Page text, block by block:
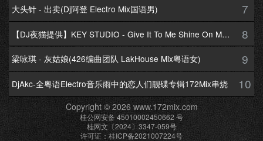
大头针 - 出卖(Dj阿登 Electro Mix国语男) 7
【DJ夜猫提供】KEY STUDIO - Give It To Me Shine On Me By Lambo Thea 8
梁咏琪 - 灰姑娘(426编曲团队 LakHouse Mix粤语女) 9
DjAkc-全粤语Electro音乐雨中的恋人们靓碟专辑172Mix串烧 10
Copyright © 2026 www.172mix.com
桂公网安备 45010002450662 号
桂网文〔2024〕3347-059号
许可证：桂ICP备2021007224号